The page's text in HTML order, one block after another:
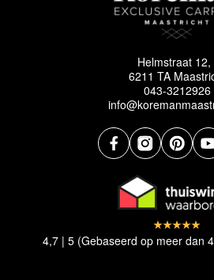
Helmstraat 12,
6211 TA
043-3212926
4,7 | 5 (Gebaseerd op meer dan